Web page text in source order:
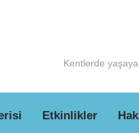
Kentlerde
Etkinlikler